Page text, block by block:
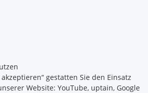
gestatten Sie den Einsatz
Website: YouTube, uptain, Google